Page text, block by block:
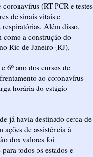
(RT-PCR e testes
de sinais vitais e
Além disso,
como a construção do
Rio de Janeiro (RJ).
6º ano dos cursos de
ao coronavírus
horária do estágio
já havia destinado cerca de
ações de assistência à
dos valores foi
para todos os estados e,